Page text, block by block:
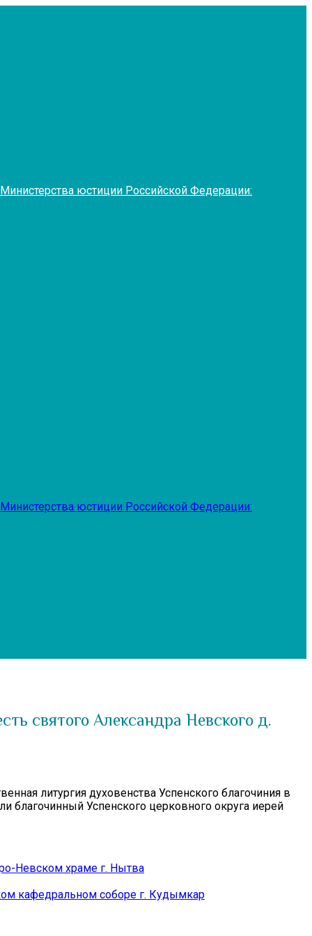
юстиции Российской Федерации:
юстиции Российской Федерации:
святого Александра Невского д.
литургия духовенства Успенского благочиния в
благочинный Успенского церковного округа иерей
Невском храме г. Нытва
кафедральном соборе г. Кудымкар